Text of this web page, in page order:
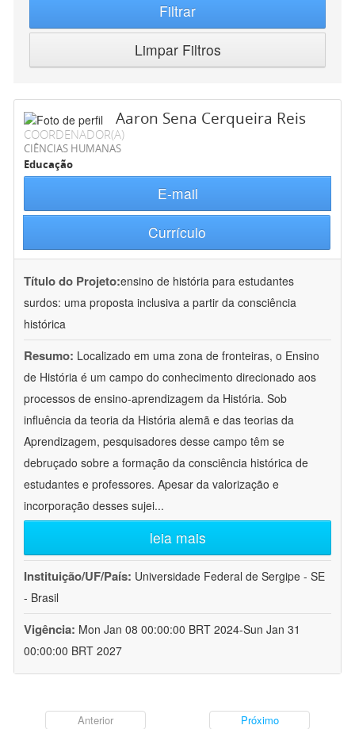
Filtrar
Limpar Filtros
Aaron Sena Cerqueira Reis
COORDENADOR(A)
CIÊNCIAS HUMANAS
Educação
E-mail
Currículo
Título do Projeto:ensino de história para estudantes
surdos: uma proposta inclusiva a partir da consciência
histórica
Resumo: Localizado em uma zona de fronteiras, o Ensino
de História é um campo do conhecimento direcionado aos
processos de ensino-aprendizagem da História. Sob
influência da teoria da História alemã e das teorias da
Aprendizagem, pesquisadores desse campo têm se
debruçado sobre a formação da consciência histórica de
estudantes e professores. Apesar da valorização e
incorporação desses sujei...
leia mais
Instituição/UF/País: Universidade Federal de Sergipe - SE
- Brasil
Vigência: Mon Jan 08 00:00:00 BRT 2024-Sun Jan 31
00:00:00 BRT 2027
Anterior Próximo